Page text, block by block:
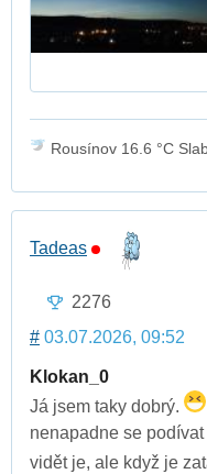
Rousínov 16.6 °C
Tadeas
2276
# 03.07.2026, 09:52
Klokan_0
Já jsem taky dobrý.
nenapadne se
vidět je, ale když je